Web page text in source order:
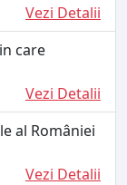
Vezi Detalii
care
Vezi Detalii
al României
Vezi Detalii